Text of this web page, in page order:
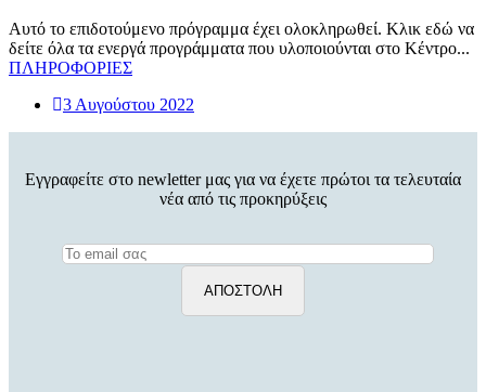
Αυτό το επιδοτούμενο πρόγραμμα έχει ολοκληρωθεί. Κλικ εδώ να
δείτε όλα τα ενεργά προγράμματα που υλοποιούνται στο Κέντρο...
ΠΛΗΡΟΦΟΡΙΕΣ
3 Αυγούστου 2022
Εγγραφείτε στο newletter μας για να έχετε πρώτοι τα τελευταία
νέα από τις προκηρύξεις